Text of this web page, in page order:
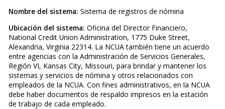
Nombre del sistema: Sistema de registros de nómina
Ubicación del sistema: Oficina del Director Financiero,
National Credit Union Administration, 1775 Duke Street,
Alexandria, Virginia 22314. La NCUA también tiene un acuerdo
entre agencias con la Administración de Servicios Generales,
Región VI, Kansas City, Missouri, para brindar y mantener los
sistemas y servicios de nómina y otros relacionados con
empleados de la NCUA. Con fines administrativos, en la NCUA
debe haber documentos de respaldo impresos en la estación
de trabajo de cada empleado.